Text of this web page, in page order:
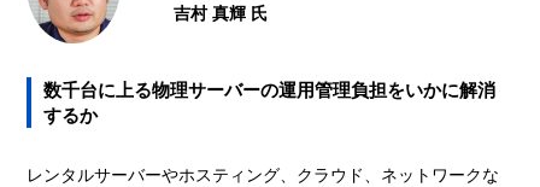
吉村 真輝 氏
数千台に上る物理サーバーの運用管理負担をいかに解消
するか
レンタルサーバーやホスティング、クラウド、ネットワークな